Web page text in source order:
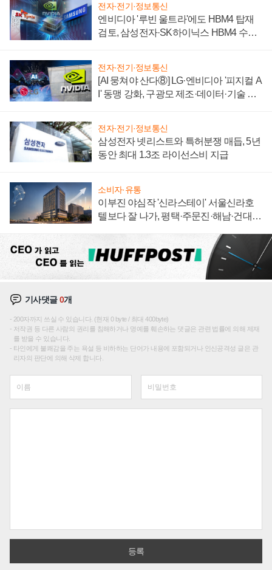
전자·전기·정보통신
엔비디아 '루빈 울트라'에도 HBM4 탑재
검토, 삼성전자·SK하이닉스 HBM4 수율
전자·전기·정보통신
[AI 뭉쳐야 산다⑧] LG·엔비디아 '피지컬 A
I' 동맹 강화, 구광모 제조·데이터·기술 결
전자·전기·정보통신
삼성전자 넷리스트와 특허분쟁 매듭, 5년
동안 최대 1.3조 라이선스비 지급
소비자·유통
이부진 야심작 '신라스테이' 서울신라호
텔보다 잘 나가, 평택·주문진·해남·건대로
기사댓글0개
200자까지 쓰실 수 있습니다. (현재 0 byte / 최대 400byte)
저작권 등 다른 사람의 권리를 침해하거나 명예를 훼손하는 댓글은 관련 법률에 의해 제재
를 받을 수 있습니다.
타인에게 불쾌감을 주는 욕설 등 비하하는 단어가 내용에 포함되거나 인신공격성 글은 관
리자의 판단에 의해 삭제 합니다.